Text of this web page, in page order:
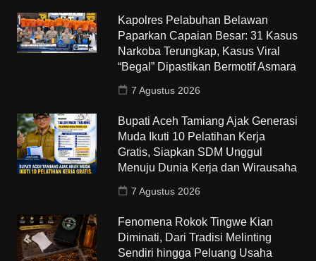
Kapolres Pelabuhan Belawan
Paparkan Capaian Besar: 31 Kasus
Narkoba Terungkap, Kasus Viral
“Begal” Dipastikan Bermotif Asmara
7 Agustus 2026
Bupati Aceh Tamiang Ajak Generasi
Muda Ikuti 10 Pelatihan Kerja
Gratis, Siapkan SDM Unggul
Menuju Dunia Kerja dan Wirausaha
7 Agustus 2026
Fenomena Rokok Tingwe Kian
Diminati, Dari Tradisi Melinting
Sendiri hingga Peluang Usaha